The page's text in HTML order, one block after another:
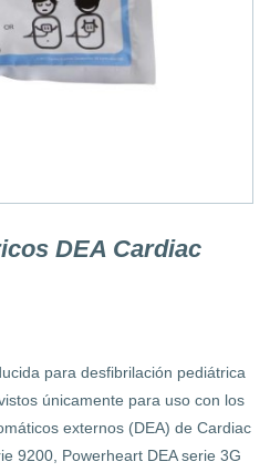
DEA Cardiac
para desfibrilación pediátrica
únicamente para uso con los
externos (DEA) de Cardiac
9200, Powerheart DEA serie 3G